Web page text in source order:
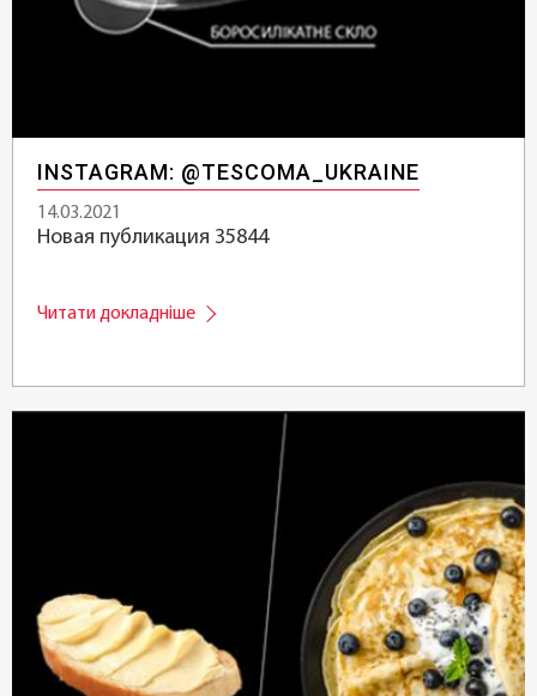
INSTAGRAM: @TESCOMA_UKRAINE
14.03.2021
Новая публикация 35844
Читати докладніше